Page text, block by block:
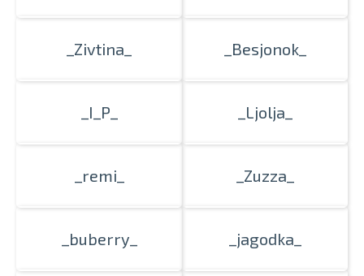
_Zivtina_ _Besjonok_
_I_P_ _Ljolja_
_remi_ _Zuzza_
_buberry_ _jagodka_